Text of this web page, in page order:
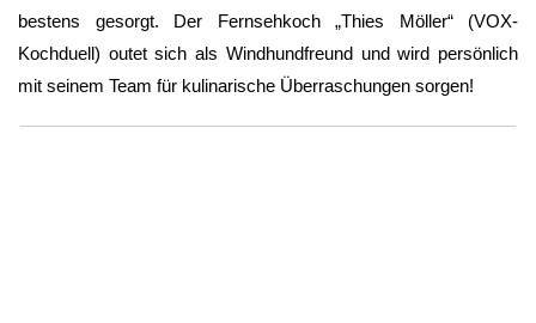
bestens gesorgt. Der Fernsehkoch „Thies Möller“ (VOX-
Kochduell) outet sich als Windhundfreund und wird persönlich
mit seinem Team für kulinarische Überraschungen sorgen!